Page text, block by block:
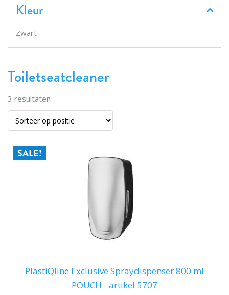
Toiletseatcleaner
3 resultaten
SALE!
PlastiQline Exclusive Spraydispenser 800 ml
POUCH - artikel 5707
Kleur
Zwart